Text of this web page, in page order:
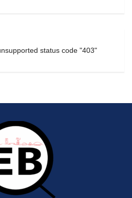
status code "403"